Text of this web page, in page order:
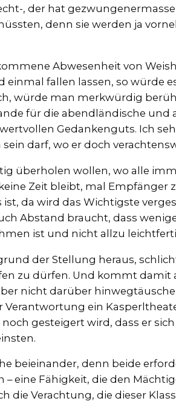
, der hat
denn sie werden ja
Abwesenheit von
fallen lassen, so würde
würde man merkwürdig
für die abendländische
Gedankenguts. Ich
darf, wo er doch
überholen wollen, wo alle
Zeit bleibt, mal Empfänger
da wird das Wichtigste
Abstand braucht, dass
ist und nicht allzu
der Stellung heraus,
zu dürfen. Und kommt damit
nicht darüber
Verantwortung ein
gesteigert wird, dass er
beieinander, denn beide
eine Fähigkeit, die den
die Verachtung, die dieser